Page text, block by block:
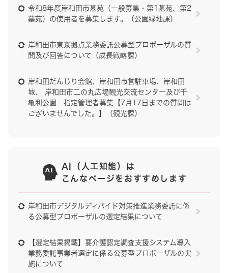
令和8年度岸和田市墓苑（一般募集・第1墓苑、第2
墓苑）の使用者を募集します。（公園緑地課）
岸和田市東京拠点業務委託公募型プロポーザルの質
問及び回答について（成長戦略課）
岸和田だんじり会館、岸和田市営駐車場、岸和田
城、 岸和田市二の丸広場観光交流センター及び千
亀利公園 指定管理者募集【7月17日までの質問は
ございませんでした。】（観光課）
AI（人工知能）は
こんなページをおすすめします
岸和田市デジタルディバイド対策推進業務委託に係
る公募型プロポーザルの選定結果について
【選定結果掲載】要介護認定調査支援システム導入
業務委託事業者選定に係る公募型プロポーザルの実
施について